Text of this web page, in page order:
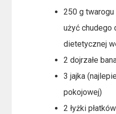
250 g twarogu
użyć chudego
dietetycznej
2 dojrzałe
3 jajka
pokojowej)
2 łyżki